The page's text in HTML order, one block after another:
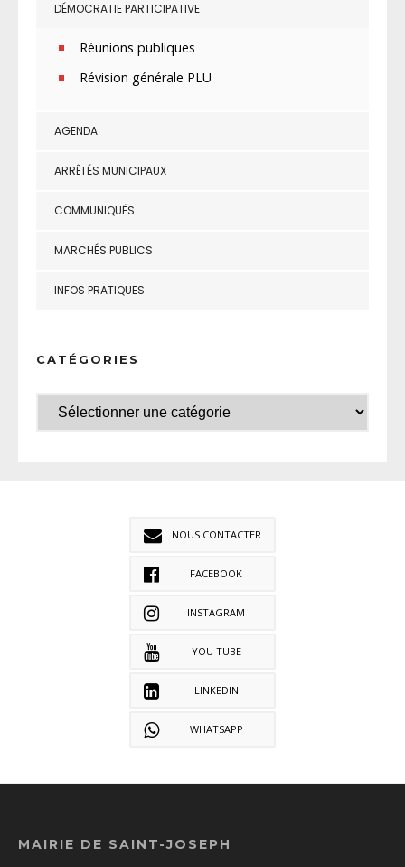
DÉMOCRATIE PARTICIPATIVE
Réunions publiques
Révision générale PLU
AGENDA
ARRÊTÉS MUNICIPAUX
COMMUNIQUÉS
MARCHÉS PUBLICS
INFOS PRATIQUES
CATÉGORIES
NOUS CONTACTER
FACEBOOK
INSTAGRAM
YOU TUBE
LINKEDIN
WHATSAPP
MAIRIE DE SAINT-JOSEPH